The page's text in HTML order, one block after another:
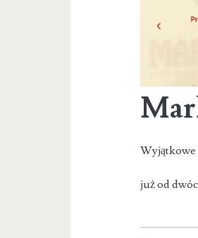
Wyjątkowe
już od